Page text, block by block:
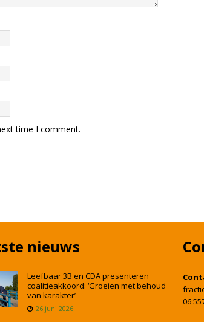
time I comment.
nieuws
Leefbaar 3B en CDA presenteren
coalitieakkoord: ‘Groeien met behoud
van karakter’
26 juni 2026
06